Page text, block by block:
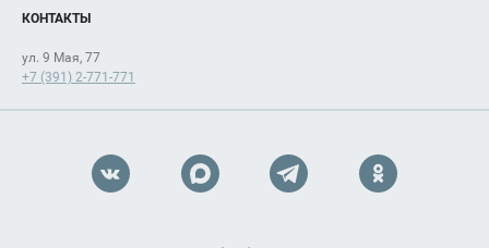
КОНТАКТЫ
ул. 9 Мая, 77
+7 (391) 2-771-771